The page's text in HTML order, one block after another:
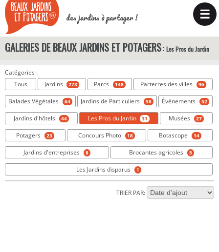
des jardins à partager ! ☰
GALERIES DE BEAUX JARDINS ET POTAGERS Les Pros du Jardin
Catégories :
Tous
Jardins 273 Parcs 148 Parterres des villes 96
Balades Végétales 64 Jardins de Particuliers 58 Événements 52
Jardins d'hôtels 44 Les Pros du Jardin 31 Musées 27
Potagers 23 Concours Photo 18 Botascope 14
Jardins d'entreprises 8 Brocantes agricoles 5
Les Jardins disparus 1
TRIER PAR: